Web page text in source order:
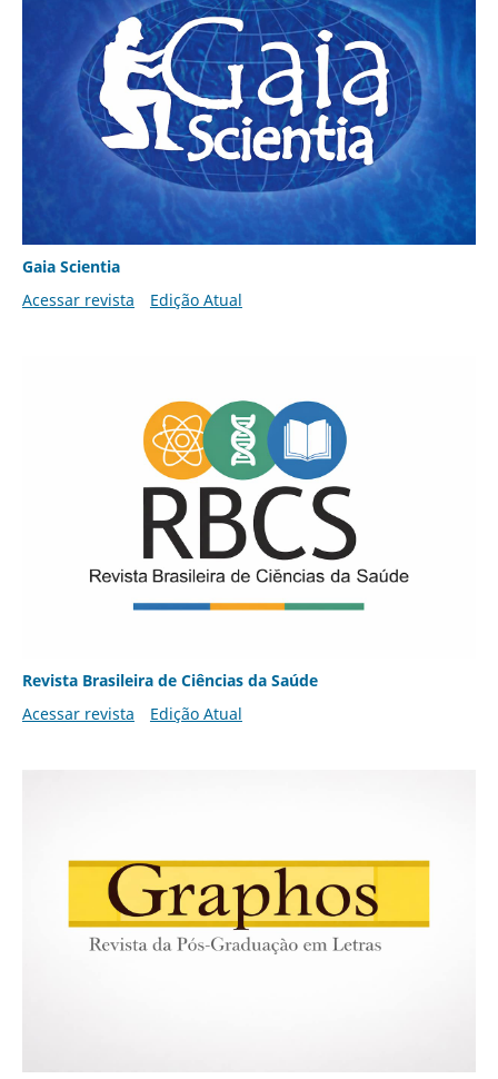
Gaia Scientia
Acessar revista
Edição Atual
Revista Brasileira de Ciências da Saúde
Acessar revista
Edição Atual